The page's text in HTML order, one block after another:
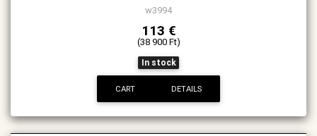
w3994
113 €
(38 900 Ft)
In stock
CART DETAILS